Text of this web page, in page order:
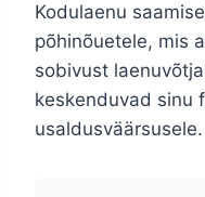
Kodulaenu
põhinõuetele, mis
sobivust
keskenduvad sinu
usaldusväärsusele.